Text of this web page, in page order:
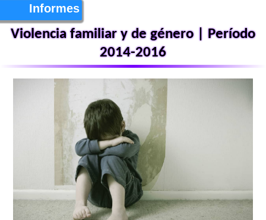
Informes
Violencia familiar y de género | Período
2014-2016